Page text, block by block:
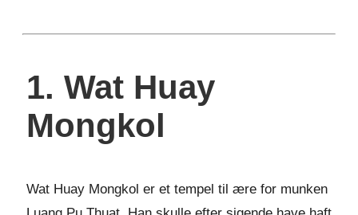
1. Wat Huay
Mongkol
Wat Huay Mongkol er et tempel til ære for munken